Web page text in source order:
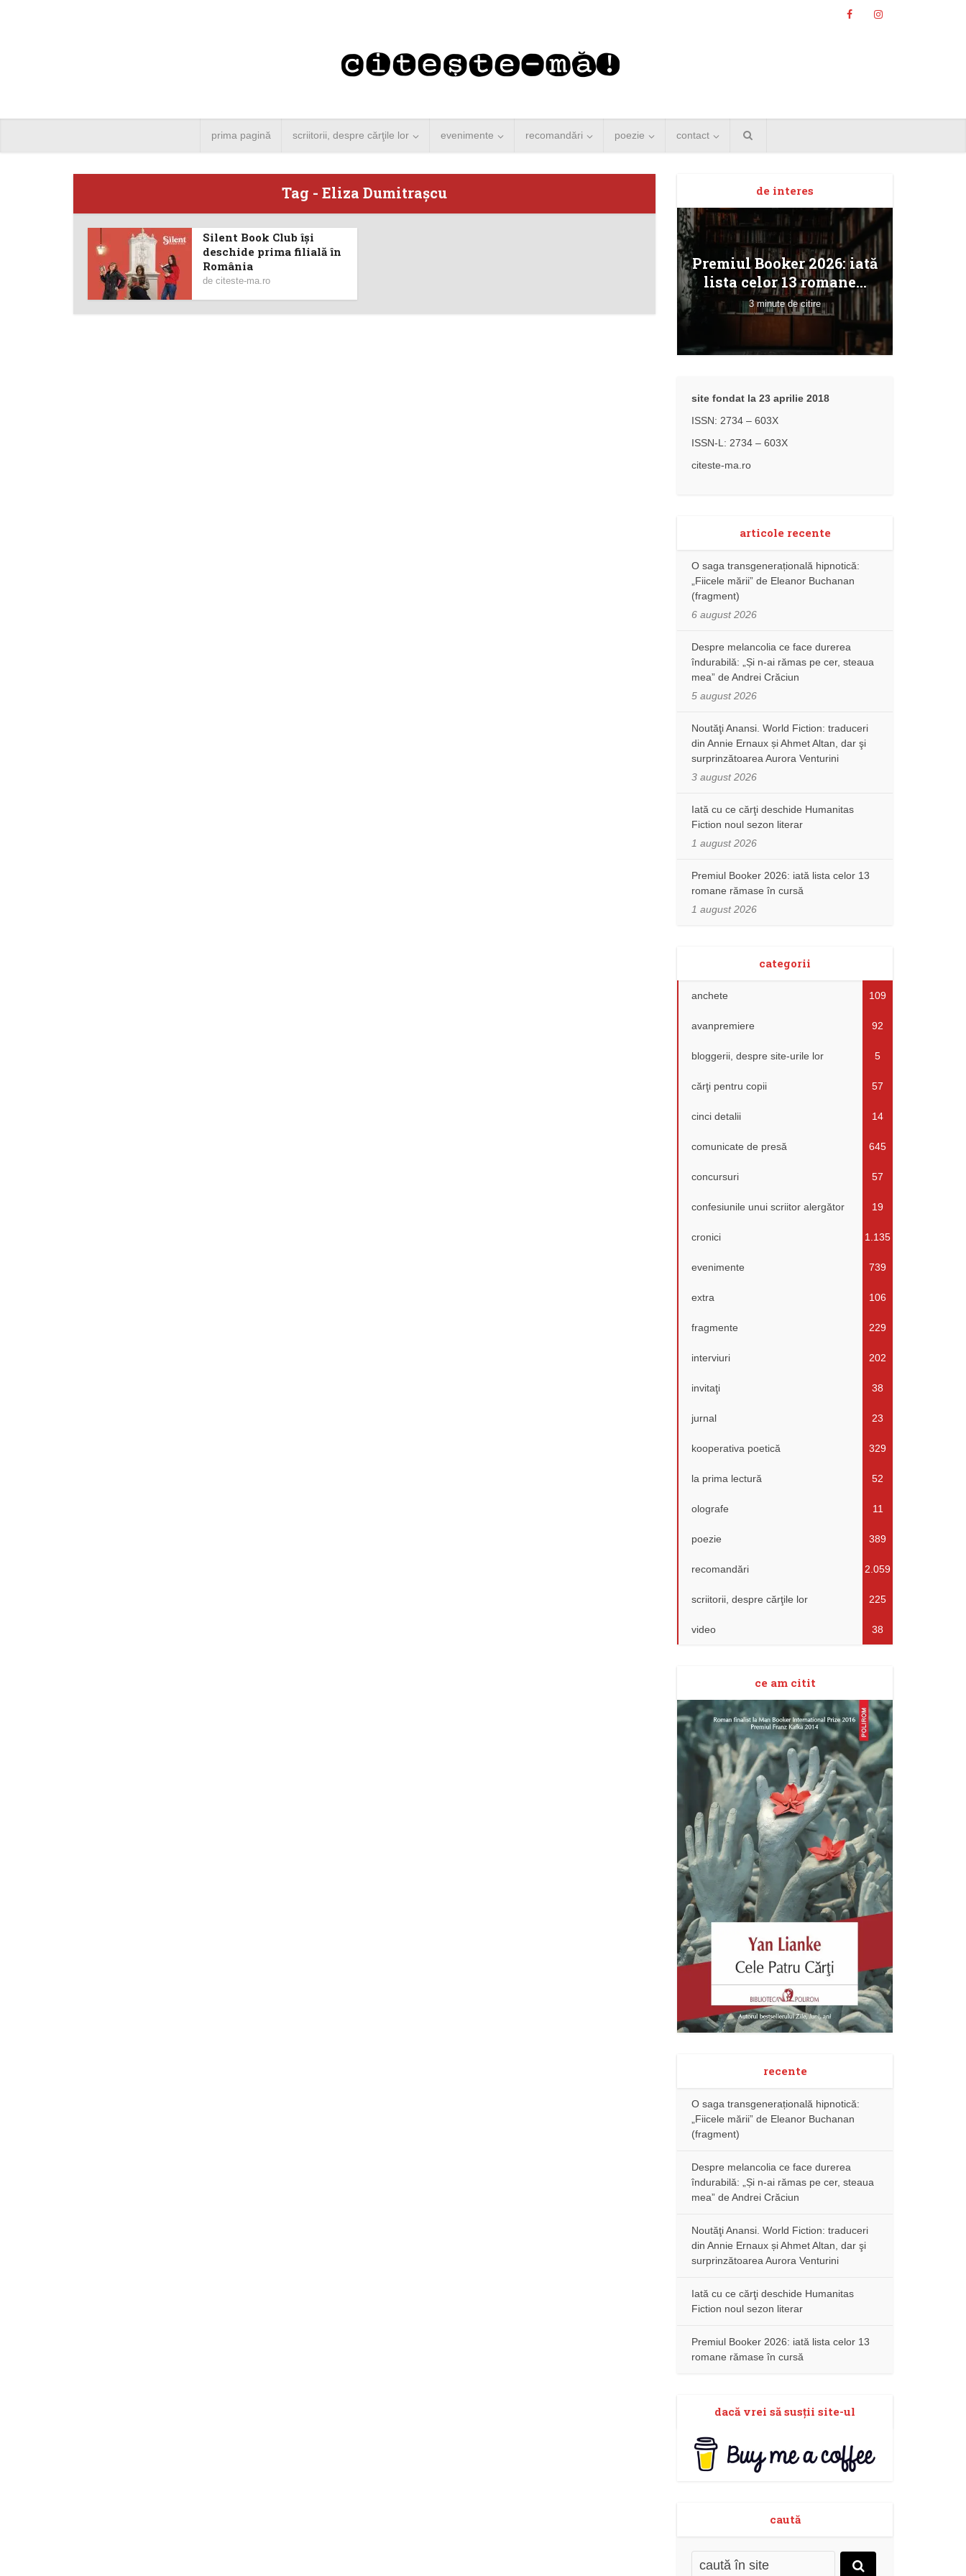
prima pagină scriitorii, despre cărţile lor evenimente recomandări poezie contact
Tag - Eliza Dumitraşcu
Silent Book Club îşi
deschide prima filială în
România
de citeste-ma.ro
de interes
Angela Merkel vine la
Premiul Booker 2026: iată
lista celor 13 romane...
3 minute de citire
site fondat la 23 aprilie 2018
ISSN: 2734 – 603X
ISSN-L: 2734 – 603X
citeste-ma.ro
articole recente
O saga transgenerațională hipnotică:
„Fiicele mării” de Eleanor Buchanan
(fragment)
6 august 2026
Despre melancolia ce face durerea
îndurabilă: „Și n-ai rămas pe cer, steaua
mea” de Andrei Crăciun
5 august 2026
Noutăţi Anansi. World Fiction: traduceri
din Annie Ernaux și Ahmet Altan, dar şi
surprinzătoarea Aurora Venturini
3 august 2026
Iată cu ce cărţi deschide Humanitas
Fiction noul sezon literar
1 august 2026
Premiul Booker 2026: iată lista celor 13
romane rămase în cursă
1 august 2026
categorii
anchete 109
avanpremiere 92
bloggerii, despre site-urile lor 5
cărţi pentru copii 57
cinci detalii 14
comunicate de presă 645
concursuri 57
confesiunile unui scriitor alergător 19
cronici 1.135
evenimente 739
extra 106
fragmente 229
interviuri 202
invitaţi 38
jurnal 23
kooperativa poetică 329
la prima lectură 52
olografe 11
poezie 389
recomandări 2.059
scriitorii, despre cărţile lor 225
video 38
ce am citit
recente
O saga transgenerațională hipnotică:
„Fiicele mării” de Eleanor Buchanan
(fragment)
Despre melancolia ce face durerea
îndurabilă: „Și n-ai rămas pe cer, steaua
mea” de Andrei Crăciun
Noutăţi Anansi. World Fiction: traduceri
din Annie Ernaux și Ahmet Altan, dar şi
surprinzătoarea Aurora Venturini
Iată cu ce cărţi deschide Humanitas
Fiction noul sezon literar
Premiul Booker 2026: iată lista celor 13
romane rămase în cursă
dacă vrei să susţii site-ul
caută